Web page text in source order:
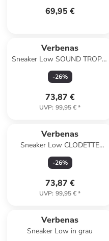
69,95 €
Verbenas
Sneaker Low SOUND TROPIC
in natur
-26%
73,87 €
UVP: 99,95 €*
Verbenas
Sneaker Low CLODETTE
TESSALI in bunt
-26%
73,87 €
UVP: 99,95 €*
Verbenas
Sneaker Low in grau